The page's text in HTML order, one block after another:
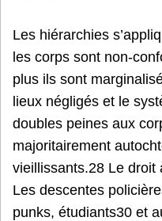
Les hiérarchies
les corps sont non-
plus ils sont
lieux négligés et le
doubles peines aux
majoritairement
vieillissants.28 Le droit
Les descentes
punks, étudiants30 et